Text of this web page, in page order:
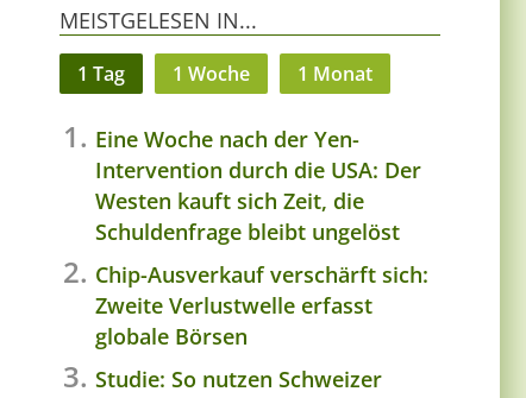
MEISTGELESEN IN...
1 Tag 1 Woche 1 Monat
Eine Woche nach der Yen-
Intervention durch die USA: Der
Westen kauft sich Zeit, die
Schuldenfrage bleibt ungelöst
Chip-Ausverkauf verschärft sich:
Zweite Verlustwelle erfasst
globale Börsen
Studie: So nutzen Schweizer